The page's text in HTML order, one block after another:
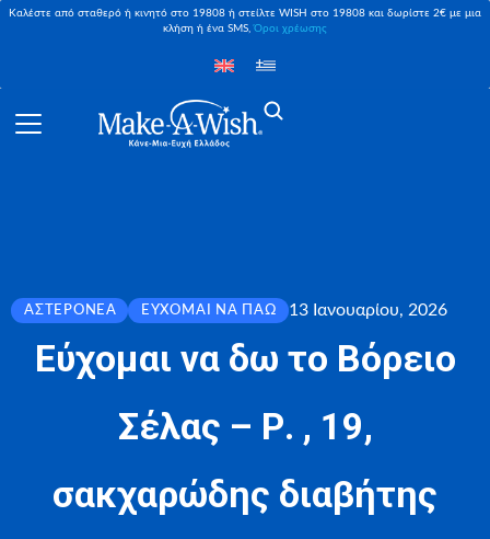
Καλέστε από σταθερό ή κινητό στο 19808 ή στείλτε WISH στο 19808 και δωρίστε 2€ με μια
κλήση ή ένα SMS,Όροι χρέωσης
ΑΣΤΕΡΟΝΈΑ ΕΎΧΟΜΑΙ ΝΑ ΠΆΩ 13 Ιανουαρίου, 2026
Εύχομαι να δω το Βόρειο
Σέλας – Ρ. , 19,
σακχαρώδης διαβήτης